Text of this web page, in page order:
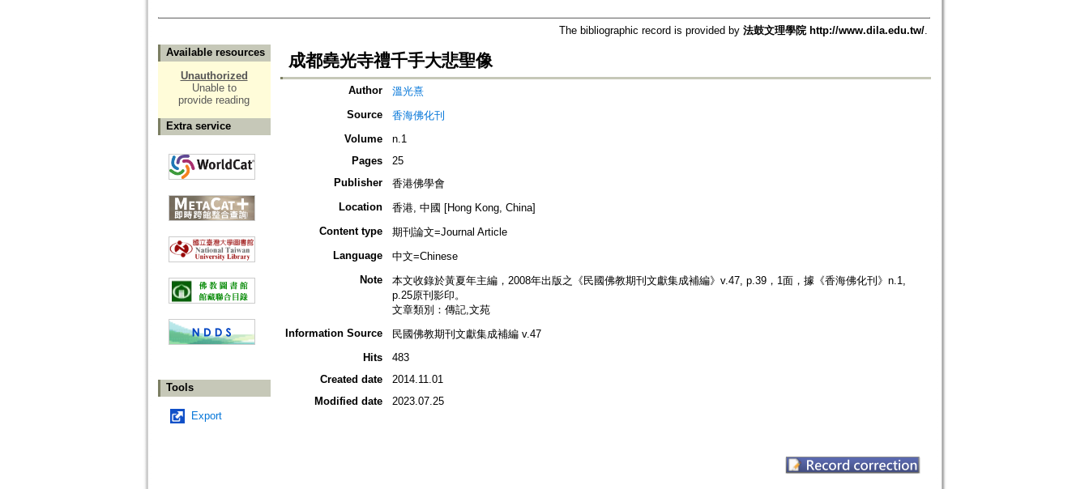
The bibliographic record is provided by 法鼓文理學院 http://www.dila.edu.tw/.
Available resources
Unauthorized
Unable to
provide reading
Extra service
Tools
Export
成都堯光寺禮千手大悲聖像
Author
溫光熹
Source
香海佛化刊
Volume
n.1
Pages
25
Publisher
香港佛學會
Location
香港, 中國 [Hong Kong, China]
Content type
期刊論文=Journal Article
Language
中文=Chinese
Note
本文收錄於黃夏年主編，2008年出版之《民國佛教期刊文獻集成補編》v.47, p.39，1面，據《香海佛化刊》n.1,
p.25原刊影印。
文章類別：傳記,文苑
Information Source
民國佛教期刊文獻集成補編 v.47
Hits
483
Created date
2014.11.01
Modified date
2023.07.25